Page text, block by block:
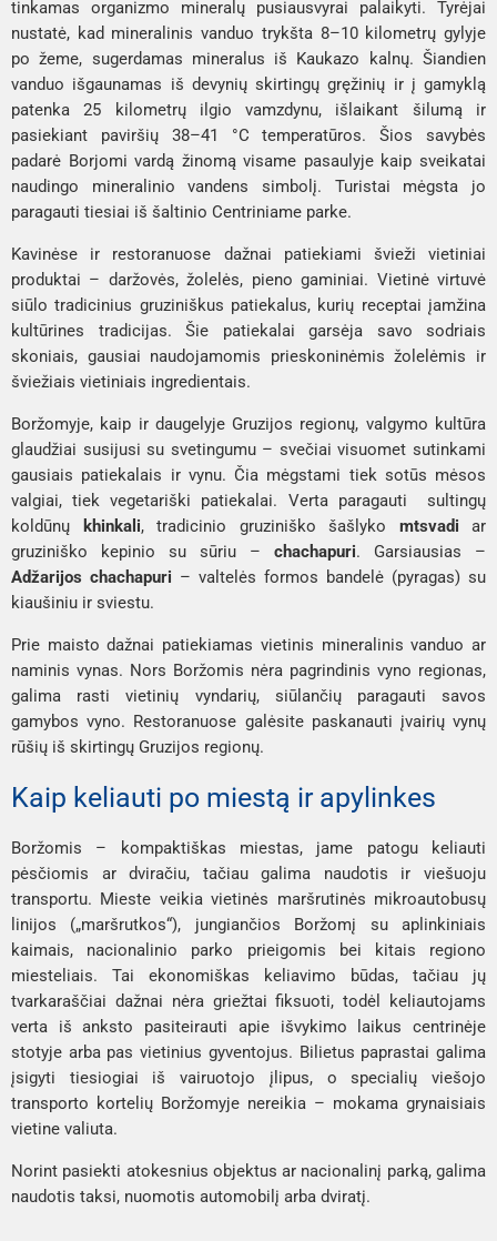
tinkamas organizmo mineralų pusiausvyrai palaikyti. Tyrėjai
nustatė, kad mineralinis vanduo trykšta 8–10 kilometrų gylyje
po žeme, sugerdamas mineralus iš Kaukazo kalnų. Šiandien
vanduo išgaunamas iš devynių skirtingų gręžinių ir į gamyklą
patenka 25 kilometrų ilgio vamzdynu, išlaikant šilumą ir
pasiekiant paviršių 38–41 °C temperatūros. Šios savybės
padarė Borjomi vardą žinomą visame pasaulyje kaip sveikatai
naudingo mineralinio vandens simbolį. Turistai mėgsta jo
paragauti tiesiai iš šaltinio Centriniame parke.
Kavinėse ir restoranuose dažnai patiekiami švieži vietiniai
produktai – daržovės, žolelės, pieno gaminiai. Vietinė virtuvė
siūlo tradicinius gruziniškus patiekalus, kurių receptai įamžina
kultūrines tradicijas. Šie patiekalai garsėja savo sodriais
skoniais, gausiai naudojamomis prieskoninėmis žolelėmis ir
šviežiais vietiniais ingredientais.
Boržomyje, kaip ir daugelyje Gruzijos regionų, valgymo kultūra
glaudžiai susijusi su svetingumu – svečiai visuomet sutinkami
gausiais patiekalais ir vynu. Čia mėgstami tiek sotūs mėsos
valgiai, tiek vegetariški patiekalai. Verta paragauti sultingų
koldūnų
khinkali, tradicinio gruziniško šašlyko mtsvadi ar
gruziniško kepinio su sūriu – chachapuri. Garsiausias –
Adžarijos chachapuri – valtelės formos bandelė (pyragas) su
kiaušiniu ir sviestu.
Prie maisto dažnai patiekiamas vietinis mineralinis vanduo ar
naminis vynas. Nors Boržomis nėra pagrindinis vyno regionas,
galima rasti vietinių vyndarių, siūlančių paragauti savos
gamybos vyno. Restoranuose galėsite paskanauti įvairių vynų
rūšių iš skirtingų Gruzijos regionų.
Kaip keliauti po miestą ir apylinkes
Boržomis – kompaktiškas miestas, jame patogu keliauti
pėsčiomis ar dviračiu, tačiau galima naudotis ir viešuoju
transportu. Mieste veikia vietinės maršrutinės mikroautobusų
linijos („maršrutkos“), jungiančios Boržomį su aplinkiniais
kaimais, nacionalinio parko prieigomis bei kitais regiono
miesteliais. Tai ekonomiškas keliavimo būdas, tačiau jų
tvarkaraščiai dažnai nėra griežtai fiksuoti, todėl keliautojams
verta iš anksto pasiteirauti apie išvykimo laikus centrinėje
stotyje arba pas vietinius gyventojus. Bilietus paprastai galima
įsigyti tiesiogiai iš vairuotojo įlipus, o specialių viešojo
transporto kortelių Boržomyje nereikia – mokama grynaisiais
vietine valiuta.
Norint pasiekti atokesnius objektus ar nacionalinį parką, galima
naudotis taksi, nuomotis automobilį arba dviratį.